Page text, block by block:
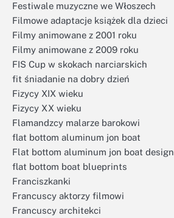
Festiwale muzyczne we Włoszech
Filmowe adaptacje książek dla dzieci
Filmy animowane z 2001 roku
Filmy animowane z 2009 roku
FIS Cup w skokach narciarskich
fit śniadanie na dobry dzień
Fizycy XIX wieku
Fizycy XX wieku
Flamandzcy malarze barokowi
flat bottom aluminum jon boat
Flat bottom aluminum jon boat design
flat bottom boat blueprints
Franciszkanki
Francuscy aktorzy filmowi
Francuscy architekci